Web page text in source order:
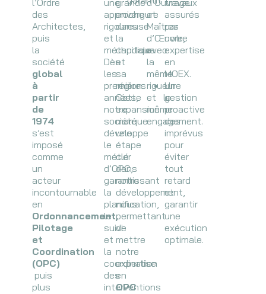
et
l’Ordre
des
Architectes
l’Ordre
des
Architectes,
puis
la
société
global
à
partir
de
1974
s’est
imposé
comme
un
acteur
incontournable
en
Ordonnancement,
Pilotage
et
Coordination
(OPC)
puis
plus
une
approche
rigoureuse
et
méthodique.
Dès
les
premières
années,
notre
société
développe
le
métier
d’OPC,
garantissant
la
planification,
le
suivi
et
la
coordination
des
interventions
grande
envergure
dans
la
capitale
et
sa
région.
Cette
expansion
marque
une
étape
clé
dans
notre
développement,
nous
permettant
de
mettre
notre
expertise
en
OPC
:
travaux
assurés
par
notre
expertise
en
MOEX.
Une
gestion
proactive
des
imprévus
pour
éviter
tout
retard
et
garantir
une
exécution
optimale.
d’Ouvrage
et
Maîtres
d’Œuvre,
avec
la
même
rigueur
et le
même
engagement.